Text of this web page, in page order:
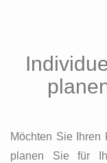
Möchten Sie Ihren
planen Sie für